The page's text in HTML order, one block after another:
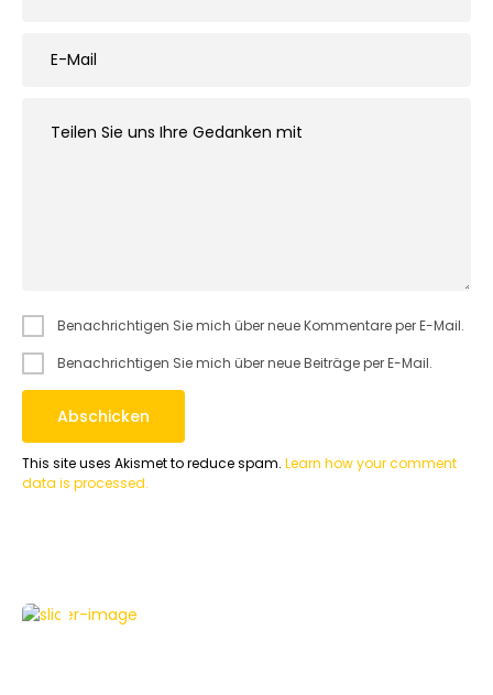
Benachrichtigen Sie mich über neue Kommentare per E-Mail.
Benachrichtigen Sie mich über neue Beiträge per E-Mail.
This site uses Akismet to reduce spam. Learn how your comment
data is processed.
FEATURED